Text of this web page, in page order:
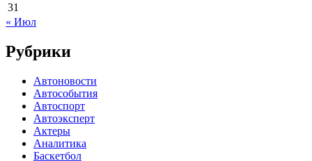
31
« Июл
Рубрики
Автоновости
Автособытия
Автоспорт
Автоэксперт
Актеры
Аналитика
Баскетбол